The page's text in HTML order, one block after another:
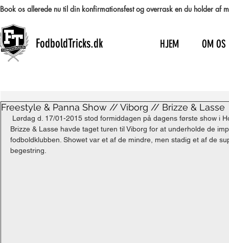
Book os allerede nu til din konfirmationsfest og overrask en du holder af
FodboldTricks.dk HJEM OM OS
Freestyle & Panna Show // Viborg // Brizze & Lasse
Lørdag d. 17/01-2015 stod formiddagen på dagens første show i
Brizze & Lasse havde taget turen til Viborg for at underholde de
fodboldklubben. Showet var et af de mindre, men stadig et af de
begestring.